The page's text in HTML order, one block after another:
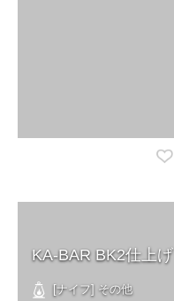
KA-BAR BK2仕上げ
[ナイフ] その他